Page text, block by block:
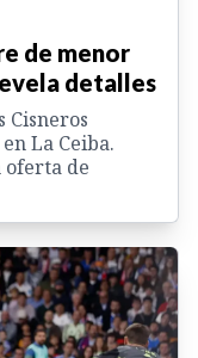
de menor
detalles
Cisneros
La Ceiba.
oferta de